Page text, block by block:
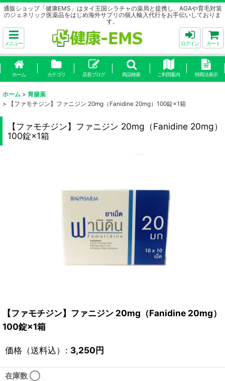
通販ショップ「健康EMS」はタイ王国シラチャの薬局と提携し、AGAや育毛対策
のジェネリック医薬品をはじめ海外サプリの個人輸入代行をお手伝いしておりま
す。
メニュー ログイン カート
ホーム カテゴリ 店長ブログ 商品検索 ご利用案内 特商法表示
ホーム > 胃腸薬
>
【ファモチジン】ファニジン 20mg（Fanidine 20mg）100錠×1箱
【ファモチジン】ファニジン 20mg（Fanidine 20mg）
100錠×1箱
【ファモチジン】ファニジン 20mg（Fanidine 20mg）
100錠×1箱
価格（送料込） : 3,250円
在庫数 ◯